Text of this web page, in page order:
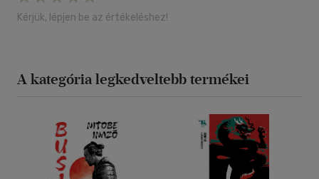
Kérjük, lépjen be az értékeléshez!
A kategória legkedveltebb termékei